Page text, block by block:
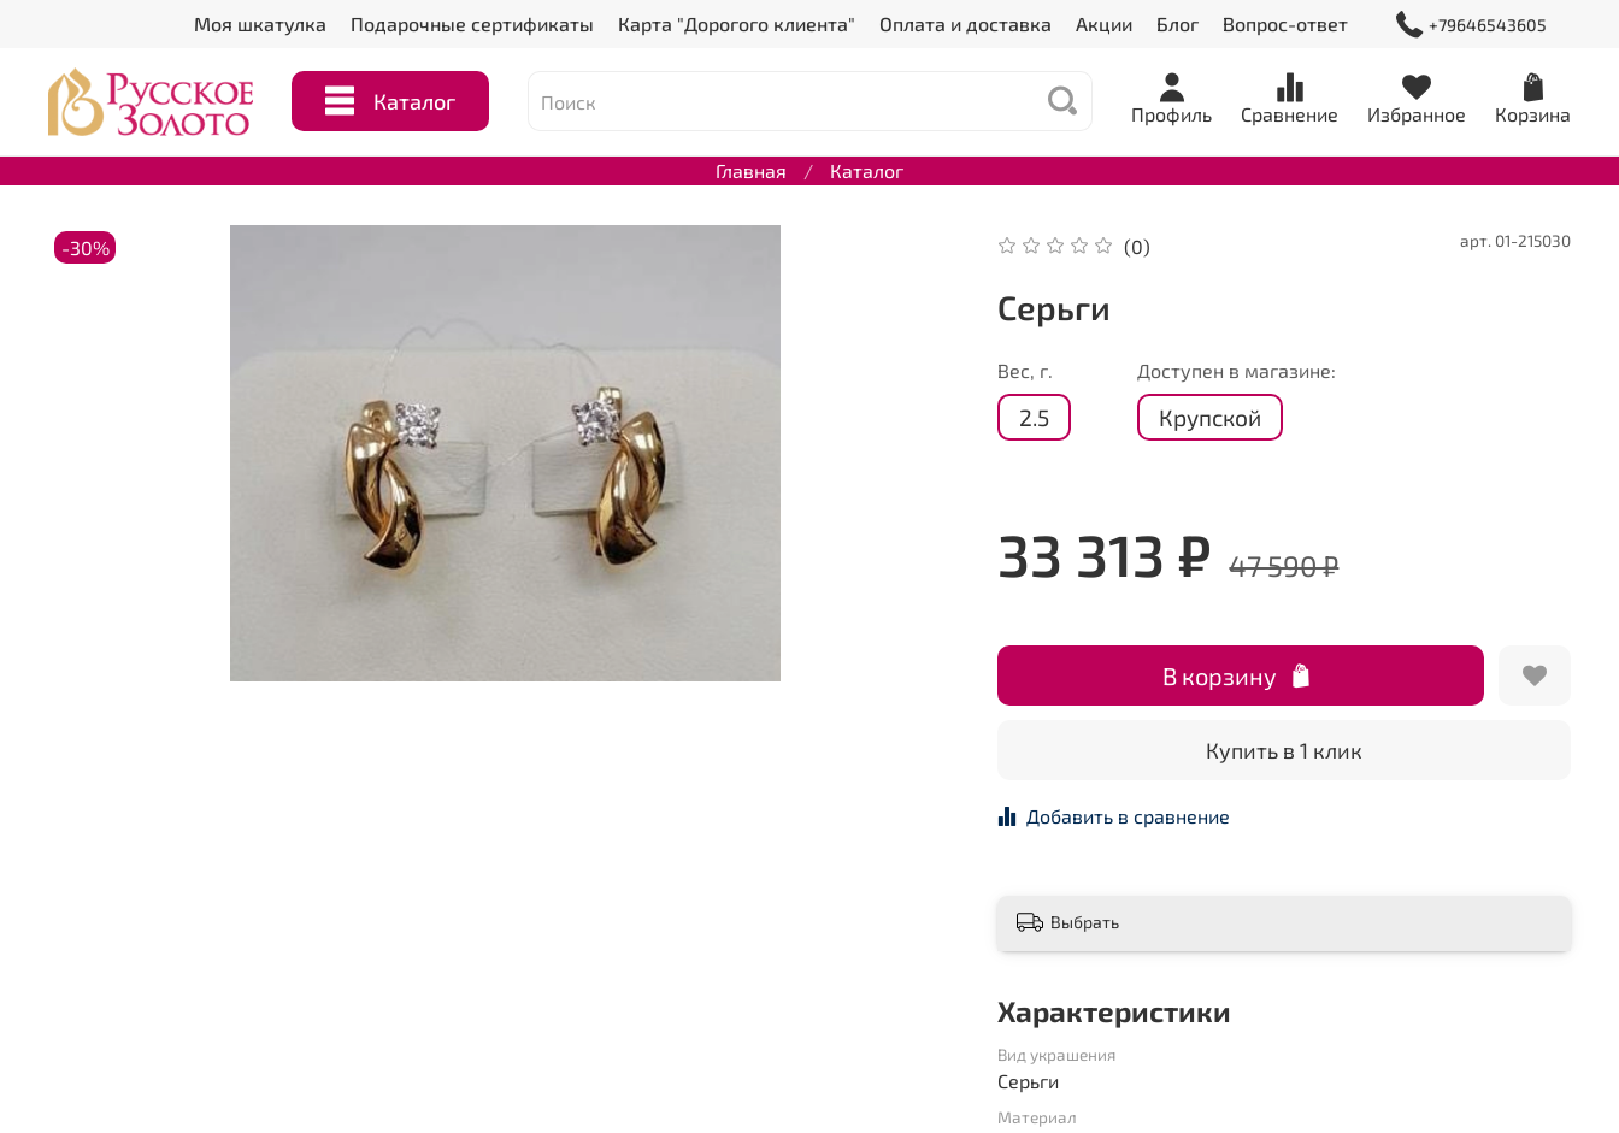
Моя шкатулка Подарочные сертификаты Карта "Дорогого клиента" Оплата и доставка Акции Блог Вопрос-ответ +79646543605
Каталог Профиль Сравнение Избранное Корзина
Главная Каталог
-30% (0) арт. 01-215030
Серьги
Вес, г.
2.5
Доступен в магазине:
Крупской
33 313 ₽ 47 590 ₽
В корзину
Купить в 1 клик
Добавить в сравнение
Выбрать
Характеристики
Вид украшения
Серьги
Материал